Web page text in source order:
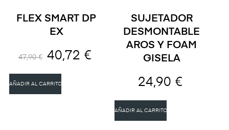
FLEX SMART DP
EX
47,90 € 40,72 €
AÑADIR AL CARRITO
SUJETADOR
DESMONTABLE
AROS Y FOAM
GISELA
24,90 €
AÑADIR AL CARRITO